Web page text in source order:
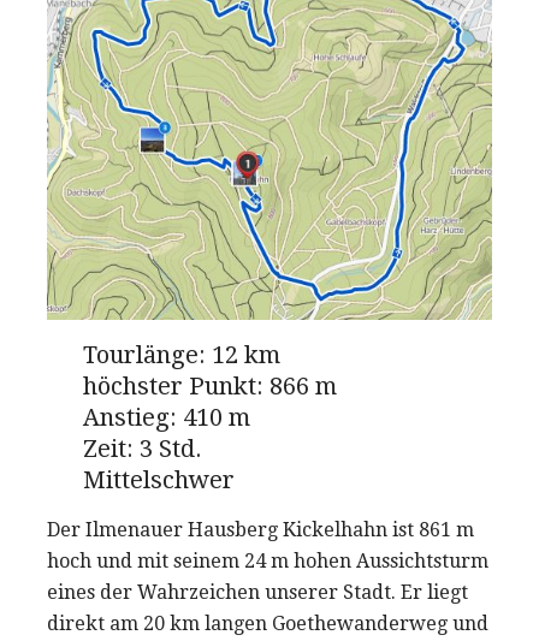
Tourlänge: 12 km
höchster Punkt: 866 m
Anstieg: 410 m
Zeit: 3 Std.
Mittelschwer
Der Ilmenauer Hausberg Kickelhahn ist 861 m
hoch und mit seinem 24 m hohen Aussichtsturm
eines der Wahrzeichen unserer Stadt. Er liegt
direkt am 20 km langen Goethewanderweg und